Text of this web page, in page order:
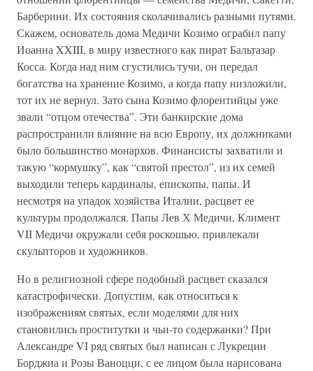
Барберини. Их состояния сколачивались разными путями.
Скажем, основатель дома Медичи Козимо ограбил папу
Иоанна XXIII, в миру известного как пират Бальтазар
Косса. Когда над ним сгустились тучи, он передал
богатства на хранение Козимо, а когда папу низложили,
тот их не вернул. Зато сына Козимо флорентийцы уже
звали “отцом отечества”. Эти банкирские дома
распространили влияние на всю Европу, их должниками
было большинство монархов. Финансисты захватили и
такую “кормушку”, как “святой престол”, из их семей
выходили теперь кардиналы, епископы, папы. И
несмотря на упадок хозяйства Италии, расцвет ее
культуры продолжался. Папы Лев Х Медичи, Климент
VII Медичи окружали себя роскошью, привлекали
скульпторов и художников.
Но в религиозной сфере подобный расцвет сказался
катастрофически. Допустим, как относиться к
изображениям святых, если моделями для них
становились проститутки и чьи-то содержанки? При
Александре VI ряд святых был написан с Лукреции
Борджиа и Розы Ваноцци, с ее лицом была нарисована